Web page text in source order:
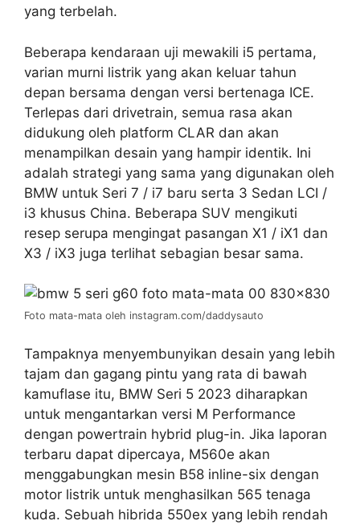
yang terbelah.
Beberapa kendaraan uji mewakili i5 pertama,
varian murni listrik yang akan keluar tahun
depan bersama dengan versi bertenaga ICE.
Terlepas dari drivetrain, semua rasa akan
didukung oleh platform CLAR dan akan
menampilkan desain yang hampir identik. Ini
adalah strategi yang sama yang digunakan oleh
BMW untuk Seri 7 / i7 baru serta 3 Sedan LCI /
i3 khusus China. Beberapa SUV mengikuti
resep serupa mengingat pasangan X1 / iX1 dan
X3 / iX3 juga terlihat sebagian besar sama.
Foto mata-mata oleh instagram.com/daddysauto
Tampaknya menyembunyikan desain yang lebih
tajam dan gagang pintu yang rata di bawah
kamuflase itu, BMW Seri 5 2023 diharapkan
untuk mengantarkan versi M Performance
dengan powertrain hybrid plug-in. Jika laporan
terbaru dapat dipercaya, M560e akan
menggabungkan mesin B58 inline-six dengan
motor listrik untuk menghasilkan 565 tenaga
kuda. Sebuah hibrida 550ex yang lebih rendah